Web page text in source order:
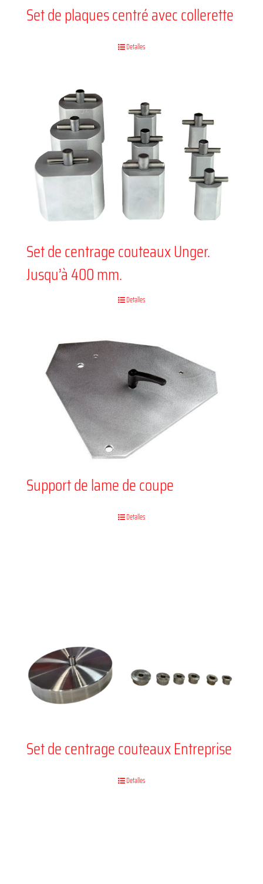
Set de plaques centré avec collerette
Detalles
Set de centrage couteaux Unger.
Jusqu’à 400 mm.
Detalles
Support de lame de coupe
Detalles
Set de centrage couteaux Entreprise
Detalles